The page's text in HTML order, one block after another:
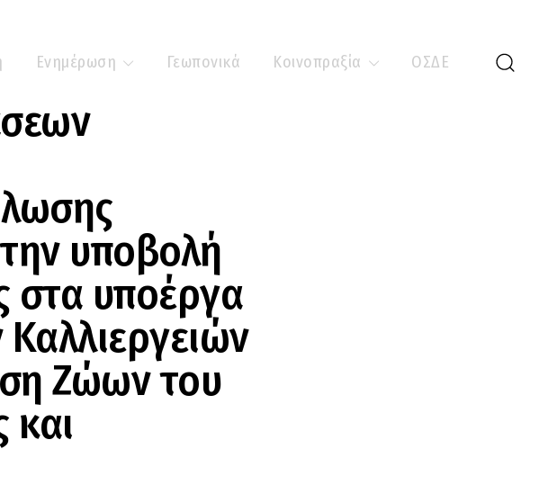
Ενημέρωση Γεωπονικά Κοινοπραξία ΟΣΔΕ
υποβολή
στα υποέργα
Ζώων του